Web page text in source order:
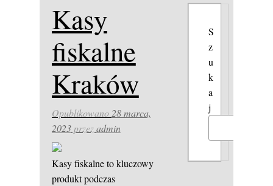
Kasy
fiskalne
Kraków
Opublikowano 28 marca,
2023przezadmin
Kasy fiskalne to kluczowy
produkt podczas
S
z
u
k
a
j